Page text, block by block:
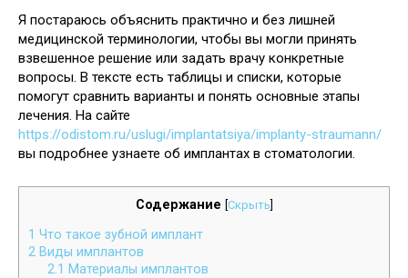
Я постараюсь объяснить практично и без лишней
медицинской терминологии, чтобы вы могли принять
взвешенное решение или задать врачу конкретные
вопросы. В тексте есть таблицы и списки, которые
помогут сравнить варианты и понять основные этапы
лечения. На сайте
https://odistom.ru/uslugi/implantatsiya/implanty-straumann/
вы подробнее узнаете об имплантах в стоматологии.
Содержание Скрыть
1 Что такое зубной имплант
2 Виды имплантов
2.1
Материалы имплантов